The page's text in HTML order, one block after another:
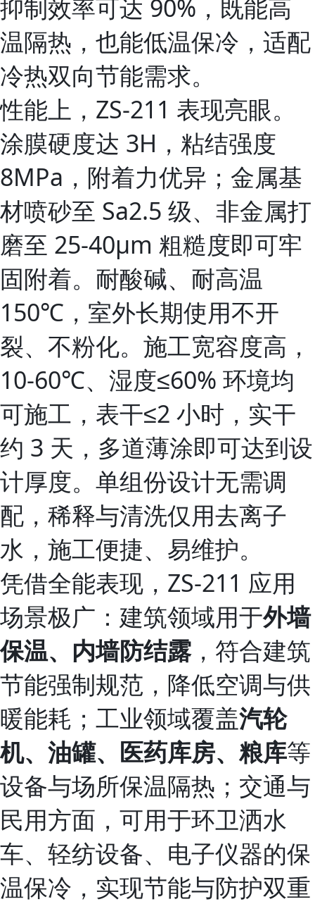
抑制效率可达 90%，既能高
温隔热，也能低温保冷，适配
冷热双向节能需求。
性能上，ZS‑211 表现亮眼。
涂膜硬度达 3H，粘结强度
8MPa，附着力优异；金属基
材喷砂至 Sa2.5 级、非金属打
磨至 25‑40μm 粗糙度即可牢
固附着。耐酸碱、耐高温
150℃，室外长期使用不开
裂、不粉化。施工宽容度高，
10‑60℃、湿度≤60% 环境均
可施工，表干≤2 小时，实干
约 3 天，多道薄涂即可达到设
计厚度。单组份设计无需调
配，稀释与清洗仅用去离子
水，施工便捷、易维护。
凭借全能表现，ZS‑211 应用
场景极广：建筑领域用于外墙
保温、内墙防结露，符合建筑
节能强制规范，降低空调与供
暖能耗；工业领域覆盖汽轮
机、油罐、医药库房、粮库等
设备与场所保温隔热；交通与
民用方面，可用于环卫洒水
车、轻纺设备、电子仪器的保
温保冷，实现节能与防护双重